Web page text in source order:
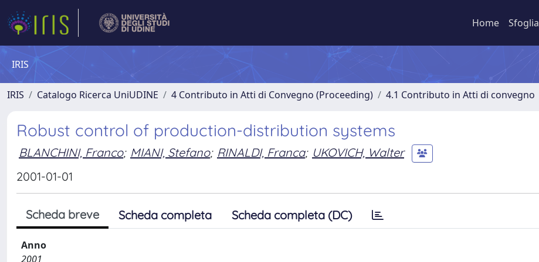
Home Sfoglia
IRIS
IRIS Catalogo Ricerca UniUDINE 4 Contributo in Atti di Convegno (Proceeding) 4.1 Contributo in Atti di convegno
Robust control of production-distribution systems
BLANCHINI, Franco; MIANI, Stefano; RINALDI, Franca; UKOVICH, Walter
2001-01-01
Scheda breve Scheda completa Scheda completa (DC)
Anno
2001